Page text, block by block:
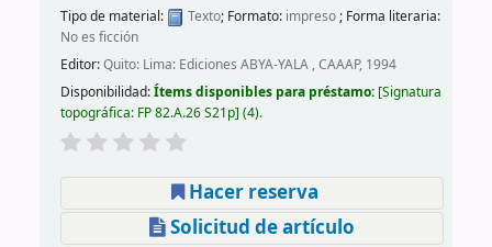
Tipo de material: Texto; Formato: impreso; Forma literaria:
No es ficción
Editor:Quito: Lima: Ediciones ABYA-YALA , CAAAP, 1994
Disponibilidad:Ítems disponibles para préstamo: Signatura
topográfica: FP 82.A.26 S21p (4).
Hacer reserva
Solicitud de artículo